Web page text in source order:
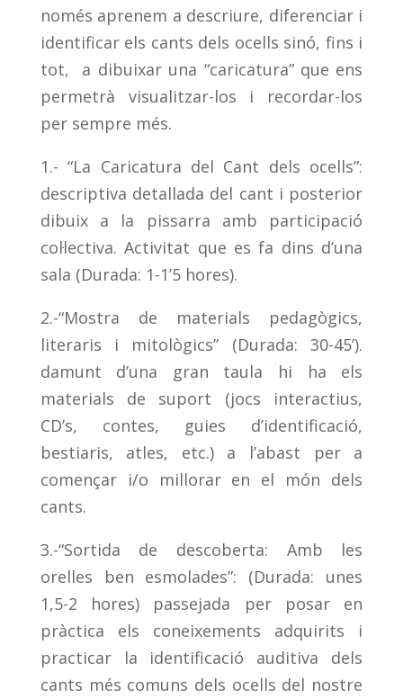
només aprenem a descriure, diferenciar i
identificar els cants dels ocells sinó, fins i
tot, a dibuixar una “caricatura” que ens
permetrà visualitzar-los i recordar-los
per sempre més.
1.- “La Caricatura del Cant dels ocells”:
descriptiva detallada del cant i posterior
dibuix a la pissarra amb participació
col·lectiva. Activitat que es fa dins d’una
sala (Durada: 1-1’5 hores).
2.-“Mostra de materials pedagògics,
literaris i mitològics” (Durada: 30-45’).
damunt d’una gran taula hi ha els
materials de suport (jocs interactius,
CD’s, contes, guies d’identificació,
bestiaris, atles, etc.) a l’abast per a
començar i/o millorar en el món dels
cants.
3.-“Sortida de descoberta: Amb les
orelles ben esmolades”: (Durada: unes
1,5-2 hores) passejada per posar en
pràctica els coneixements adquirits i
practicar la identificació auditiva dels
cants més comuns dels ocells del nostre